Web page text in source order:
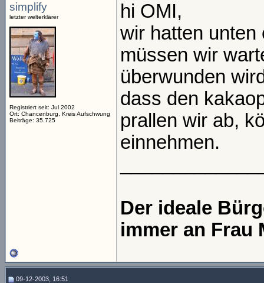
simplify
letzter welterklärer
Registriert seit: Jul 2002
Ort: Chancenburg, Kreis Aufschwung
Beiträge: 35.725
hi OMI,
wir hatten unten
müssen wir
überwunden
dass den
prallen wir ab,
einnehmen.
Der ideale
immer an Frau
09-12-2003, 16:51